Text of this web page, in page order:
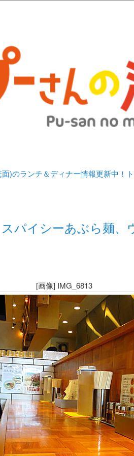
阪(高槻・茨木・
ディナー情報更
)のランチ＆ディナー情報更新中！
パイシーあぶら麺、
[画像] IMG_6813